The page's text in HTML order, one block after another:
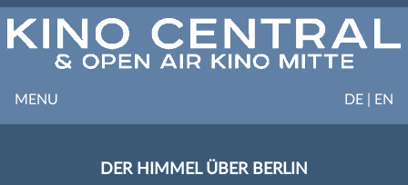
DE | EN
MENU
DER HIMMEL ÜBER BERLIN